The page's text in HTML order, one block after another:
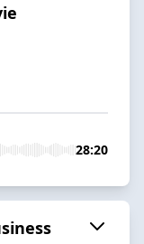
28:20